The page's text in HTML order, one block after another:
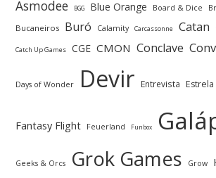
Asmodee BGG Blue Orange Board & Dice
Bucaneiros Buró Calamity Carcassonne Catan
Catch Up Games CGE CMON Conclave
Days of Wonder Devir Entrevista Estrela
Fantasy Flight Feuerland Funbox
Geeks & Orcs Grok Games Grow